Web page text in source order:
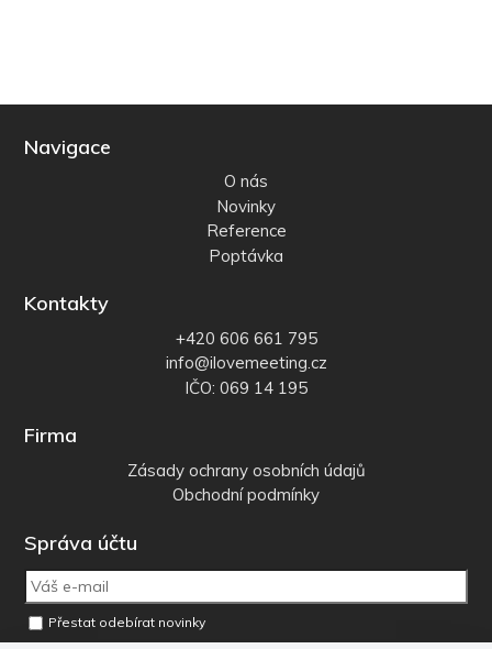
Navigace
O nás
Novinky
Reference
Poptávka
Kontakty
+420 606 661 795
info@ilovemeeting.cz
IČO: 069 14 195
Firma
Zásady ochrany osobních údajů
Obchodní podmínky
Správa účtu
Přestat odebírat novinky